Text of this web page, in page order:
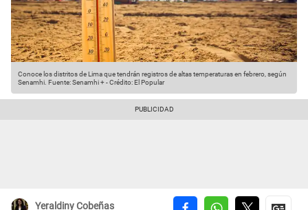
Conoce los distritos de Lima que tendrán registros de altas temperaturas en febrero, según
Senamhi. Fuente: Senamhi +-Crédito: El Popular
Yeraldiny Cobeñas